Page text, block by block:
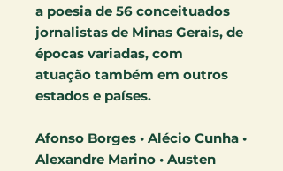
a poesia de 56 conceituados
jornalistas de Minas Gerais, de
épocas variadas, com
atuação também em outros
estados e países.
Afonso Borges • Alécio Cunha •
Alexandre Marino • Austen